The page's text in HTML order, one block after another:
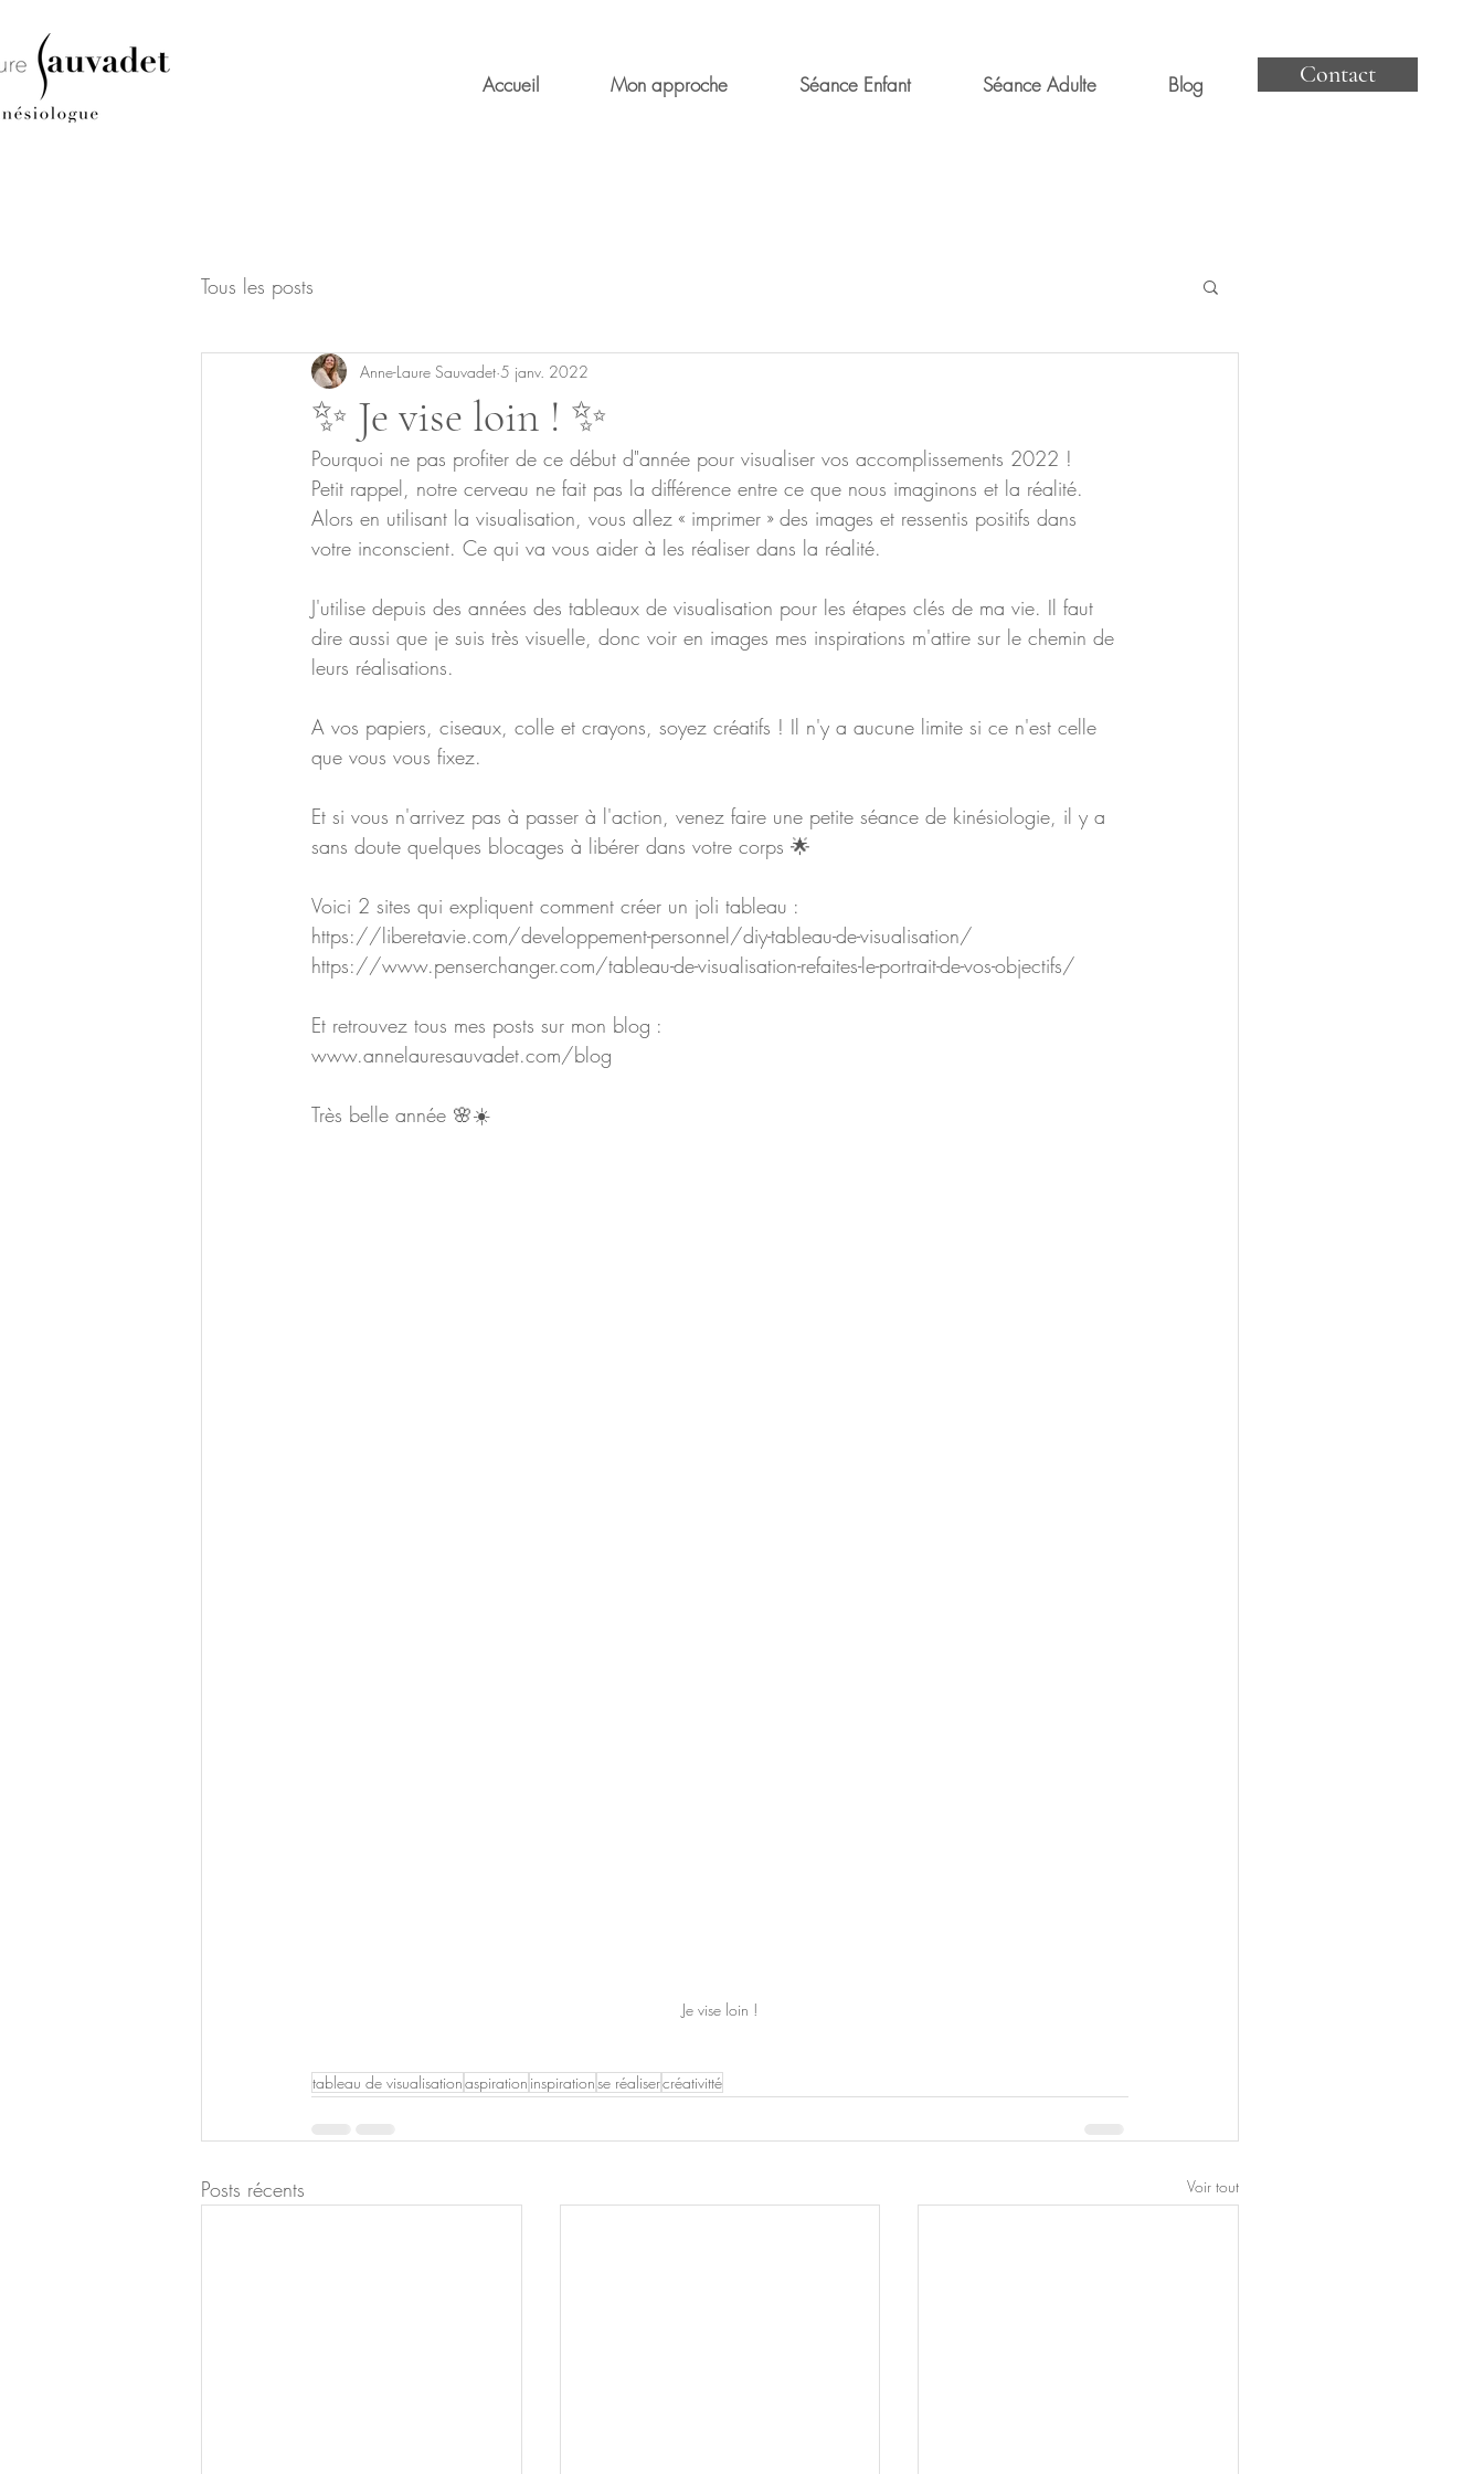
Accueil Mon approche Séance Enfant Séance Adulte Blog Contact
Tous les posts
✨ Je vise loin ! ✨
Anne-Laure Sauvadet 5 janv. 2022
Pourquoi ne pas profiter de ce début d"année pour visualiser vos accomplissements 2022 !
Petit rappel, notre cerveau ne fait pas la différence entre ce que nous imaginons et la réalité.
Alors en utilisant la visualisation, vous allez « imprimer » des images et ressentis positifs dans
votre inconscient. Ce qui va vous aider à les réaliser dans la réalité.
J'utilise depuis des années des tableaux de visualisation pour les étapes clés de ma vie. Il faut
dire aussi que je suis très visuelle, donc voir en images mes inspirations m'attire sur le chemin de
leurs réalisations.
A vos papiers, ciseaux, colle et crayons, soyez créatifs ! Il n'y a aucune limite si ce n'est celle
que vous vous fixez.
Et si vous n'arrivez pas à passer à l'action, venez faire une petite séance de kinésiologie, il y a
sans doute quelques blocages à libérer dans votre corps 🌟
Voici 2 sites qui expliquent comment créer un joli tableau :
https://liberetavie.com/developpement-personnel/diy-tableau-de-visualisation/
https://www.penserchanger.com/tableau-de-visualisation-refaites-le-portrait-de-vos-objectifs/
Et retrouvez tous mes posts sur mon blog :
www.annelauresauvadet.com/blog
Très belle année 🌸☀️
Je vise loin !
tableau de visualisationaspiration inspirationse réalisercréativitté
Posts récents Voir tout